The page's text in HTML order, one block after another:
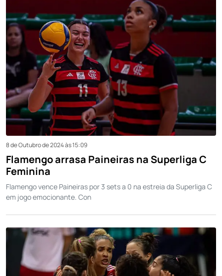
8 de Outubro de 2024 às 15:09
Flamengo arrasa Paineiras na Superliga C
Feminina
Flamengo vence Paineiras por 3 sets a 0 na estreia da Superliga C
em jogo emocionante. Con